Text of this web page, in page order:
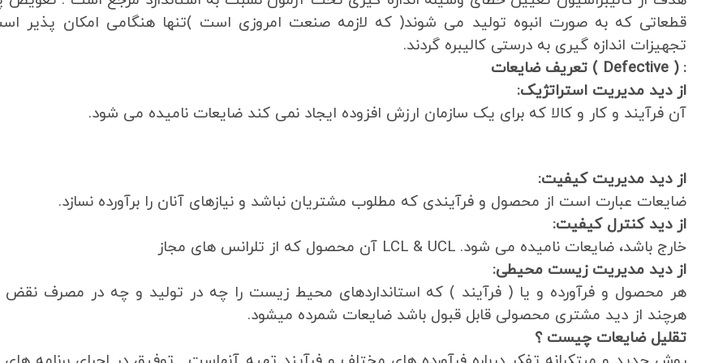
قطعاتی که به صورت انبوه تولید می شوند( که لازمه صنعت امروزی است )تنها هنگامی امکان پذیر
تجهیزات اندازه گیری به درستی کالیبره گردند.
: ( Defective )
تعریف ضایعات
از دید مدیریت استراتژیک:
آن فرآیند و کار و کالا که برای یک سازمان ارزش افزوده ایجاد نمی کند ضایعات نامیده می شود.
از دید مدیریت کیفیت:
ضایعات عبارت است از محصول و فرآیندی که مطلوب مشتریان نباشد و نیازهای آنان را برآورده نسازد.
از دید کنترل کیفیت:
خارج باشد، ضایعات نامیده می شود. LCL & UCL آن محصول که از تلرانس های مجاز
از دید مدیریت زیست محیطی:
هر محصول و فرآورده و یا ( فرآیند ) که استانداردهای محیط زیست را چه در تولید و چه در مصرف نقض
هرچند از دید مشتری محصولی قابل قبول باشد ضایعات شمرده میشود.
تقلیل ضایعات چیست ؟